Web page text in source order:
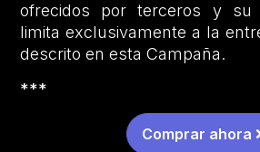
ofrecidos por terceros y su
limita exclusivamente a la
descrito en esta Campaña.
***
Comprar ahora